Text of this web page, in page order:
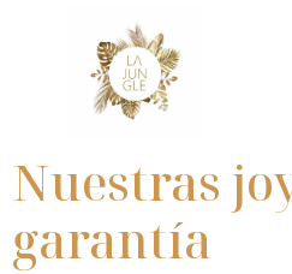
Nuestras
garantía